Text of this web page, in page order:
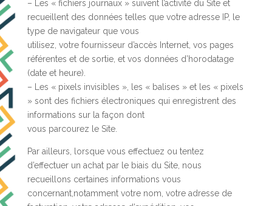
– Les « fichiers journaux » suivent l’activité du Site et
recueillent des données telles que votre adresse IP, le
type de navigateur que vous
utilisez, votre fournisseur d’accès Internet, vos pages
référentes et de sortie, et vos données d’horodatage
(date et heure).
– Les « pixels invisibles », les « balises » et les « pixels
» sont des fichiers électroniques qui enregistrent des
informations sur la façon dont
vous parcourez le Site.
Par ailleurs, lorsque vous effectuez ou tentez
d’effectuer un achat par le biais du Site, nous
recueillons certaines informations vous
concernant,notamment votre nom, votre adresse de